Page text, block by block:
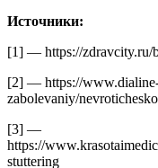
Источники:
[1] — https://zdravcity.ru/
[2] — https://
zabolevaniy/
[3] —
https://
stuttering